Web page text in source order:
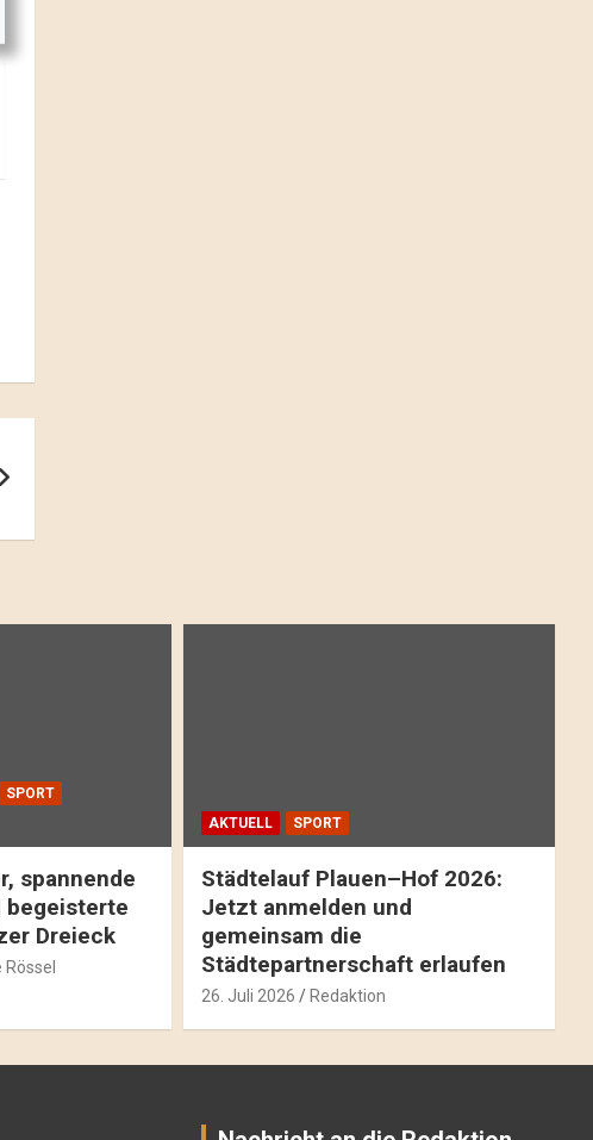
SPORT
spannende
begeisterte
Dreieck
AKTUELL SPORT
Städtelauf Plauen–Hof 2026:
Jetzt anmelden und
gemeinsam die
Städtepartnerschaft erlaufen
26. Juli 2026 Redaktion